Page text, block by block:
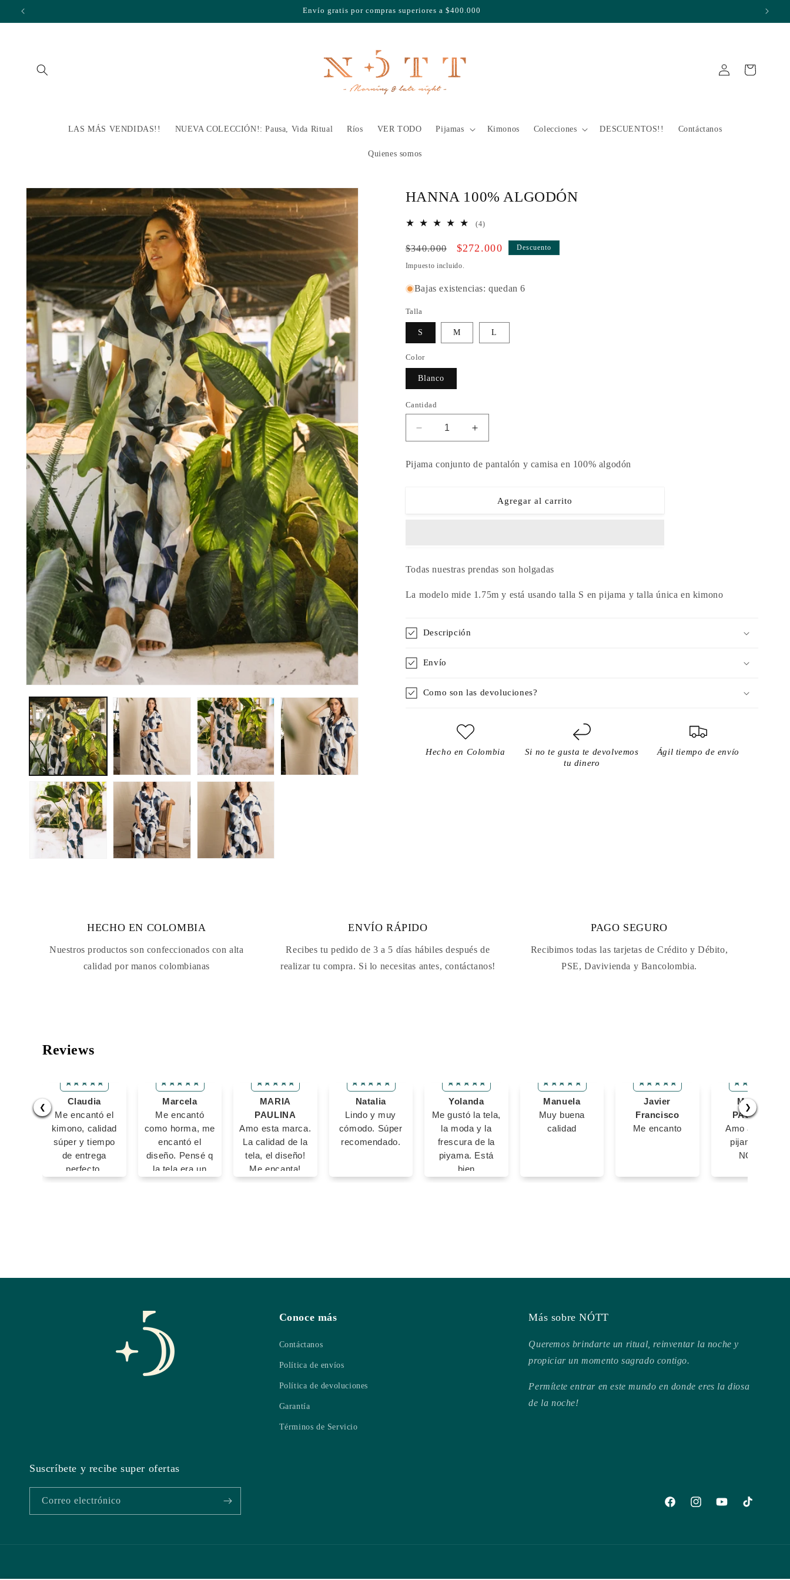
directamente
al contenido
Envío gratis por compras superiores a $400.000
LAS MÁS VENDIDAS!! NUEVA COLECCIÓN!: Pausa, Vida Ritual Ríos VER TODO Pijamas Kimonos Colecciones DESCUENTOS!! Contáctanos
Quienes somos
Iniciar
sesión
Carrito
directamente
a la
información
del producto
HANNA 100% ALGODÓN
(4)4
totales
Precio
habitual
$340.000
Precio
de
$272.000 Descuento
Impuesto incluido.
Bajas existencias: quedan 6
Talla
S M L
Color
Blanco
Cantidad
Reducir
cantidad
HANNA
Aumentar
cantidad
HANNA
Pijama conjunto de pantalón y camisa en 100% algodón
Agregar al carrito
Todas nuestras prendas son holgadas
La modelo mide 1.75m y está usando talla S en pijama y talla única en kimono
Descripción
Envío
Como son las devoluciones?
Hecho en Colombia
Si no te gusta te devolvemos
tu dinero
Ágil tiempo de envío
HECHO EN COLOMBIA
Nuestros productos son confeccionados con alta
calidad por manos colombianas
ENVÍO RÁPIDO
Recibes tu pedido de 3 a 5 días hábiles después de
realizar tu compra. Si lo necesitas antes, contáctanos!
PAGO SEGURO
Recibimos todas las tarjetas de Crédito y Débito,
PSE, Davivienda y Bancolombia.
Reviews
❮ ❯
Claudia
Me encantó el
kimono, calidad
súper y tiempo
de entrega
perfecto.
Gracias ✨
Marcela
Me encantó
como horma, me
encantó el
diseño. Pensé q
la tela era un
poco satinada
MARIA
PAULINA
Amo esta marca.
La calidad de la
tela, el diseño!
Me encanta!
Natalia
Lindo y muy
cómodo. Súper
recomendado.
Yolanda
Me gustó la tela,
la moda y la
frescura de la
piyama. Está
bien
confeccionada y
Manuela
Muy buena
calidad
Javier
Francisco
Me encanto
MARIA
PAULINA
Amo amo las
pijamas de
NOTT!
Conoce más
Contáctanos
Política de envíos
Política de devoluciones
Garantía
Términos de Servicio
Más sobre NÓTT
Queremos brindarte un ritual, reinventar la noche y
propiciar un momento sagrado contigo.
Permítete entrar en este mundo en donde eres la diosa
de la noche!
Suscríbete y recibe super ofertas
Correo electrónico
FacebookInstagramYouTubeTikTok